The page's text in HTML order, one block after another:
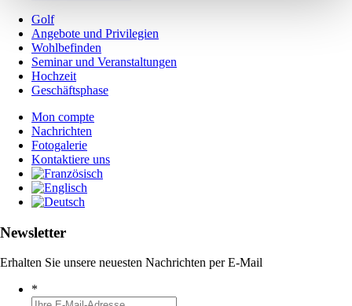
Golf
Angebote und Privilegien
Wohlbefinden
Seminar und Veranstaltungen
Hochzeit
Geschäftsphase
Mon compte
Nachrichten
Fotogalerie
Kontaktiere uns
Newsletter
Erhalten Sie unsere neuesten Nachrichten per E-Mail
*